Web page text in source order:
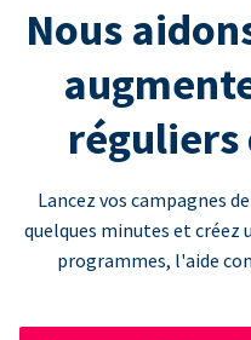
Nous
réguliers
Lancez vos campagnes
quelques minutes et créez
programmes, l'aide